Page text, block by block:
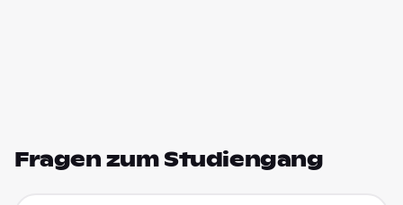
Fragen zum Studiengang